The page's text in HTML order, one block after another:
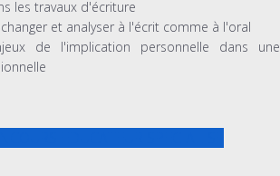
les travaux d'écriture
et analyser à l'écrit comme à l'oral
de l'implication personnelle dans une